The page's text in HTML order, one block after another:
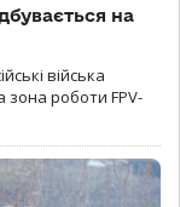
на
війська
зона роботи FPV-